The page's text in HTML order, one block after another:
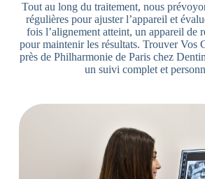
Tout au long du traitement, nous
régulières pour ajuster l’appareil et
fois l’alignement atteint, un appareil de
pour maintenir les résultats. Trouver Vos
près de Philharmonie de Paris chez
un suivi complet et